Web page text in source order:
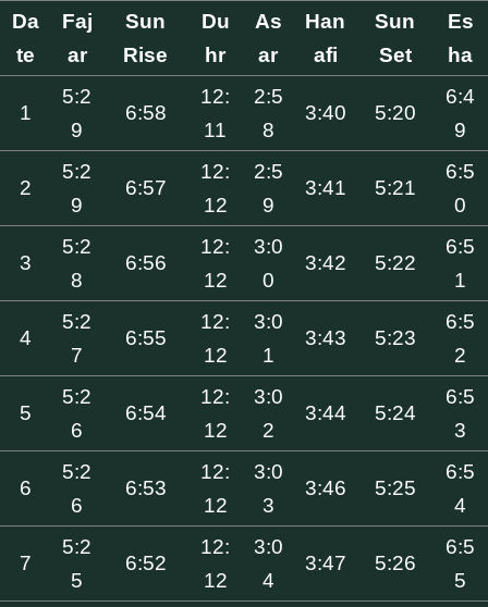
Da
te
Faj
ar
Sun
Rise
Du
hr
As
ar
Han
afi
Sun
Set
Es
ha
1
5:2
9
6:58
12:
11
2:5
8
3:40 5:20
6:4
9
2
5:2
9
6:57
12:
12
2:5
9
3:41 5:21
6:5
0
3
5:2
8
6:56
12:
12
3:0
0
3:42 5:22
6:5
1
4
5:2
7
6:55
12:
12
3:0
1
3:43 5:23
6:5
2
5
5:2
6
6:54
12:
12
3:0
2
3:44 5:24
6:5
3
6
5:2
6
6:53
12:
12
3:0
3
3:46 5:25
6:5
4
7
5:2
5
6:52
12:
12
3:0
4
3:47 5:26
6:5
5